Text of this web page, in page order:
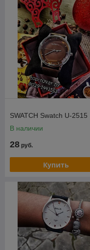
SWATCH Swatch U-2515
В наличии
28 руб.
Купить